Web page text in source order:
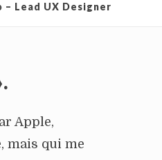
– Lead UX Designer
Apple,
mais qui me